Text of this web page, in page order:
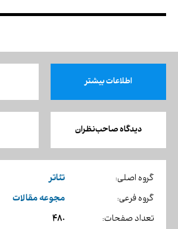
اطلاعات بیشتر
دیدگاه صاحب‌نظران
گروه اصلی: تئاتر
گروه فرعی: مجوعه مقالات
تعداد صفحات: 480